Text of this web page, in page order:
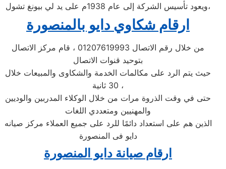
ويعود تأسيس الشركة إلى عام 1938م على يد لي بيونغ تشول،
ارقام شكاوي دايو بالمنصورة
من خلال رقم الاتصال 01207619993 ، قام مركز الاتصال
بتوحيد قنوات الاتصال
حيث يتم الرد على مكالمات الخدمة والشكاوى والمبيعات خلال
30 ثانية ،
حتى في وقت الذروة مرات من خلال الوكلاء المدربين والوديين
والمهنيين ومتعددي اللغات
الذين هم على استعداد دائمًا للرد على جميع العملاء مركز صيانه
دايو فى المنصورة
ارقام صيانة دايو المنصورة